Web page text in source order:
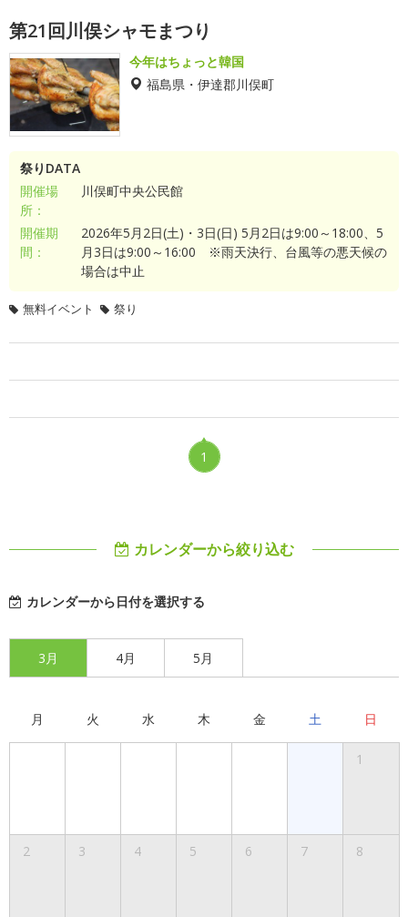
第21回川俣シャモまつり
今年はちょっと韓国
福島県・伊達郡川俣町
祭りDATA
開催場
所：
川俣町中央公民館
開催期
間：
2026年5月2日(土)・3日(日) 5月2日は9:00～18:00、5
月3日は9:00～16:00 ※雨天決行、台風等の悪天候の
場合は中止
無料イベント 祭り
1
カレンダーから絞り込む
カレンダーから日付を選択する
3月 4月 5月
月 火 水 木 金 土 日
1
2 3 4 5 6 7 8